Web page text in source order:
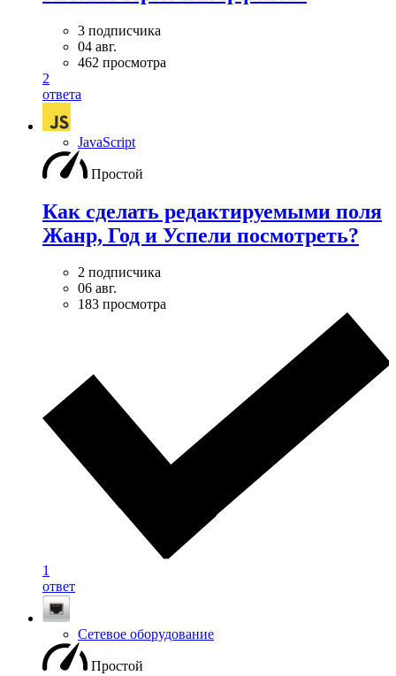
3 подписчика
04 авг.
462 просмотра
2
ответа
JavaScript
Простой
Как сделать редактируемыми поля
Жанр, Год и Успели посмотреть?
2 подписчика
06 авг.
183 просмотра
1
ответ
Сетевое оборудование
Простой